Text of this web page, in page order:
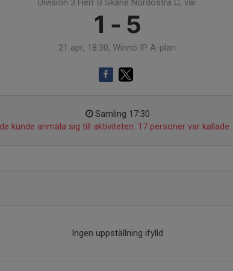
Division 3 Herr B Skåne Nordöstra C, vår
1 - 5
21 apr, 18:30, Winnö IP A-plan
Samling 17:30
kunde anmäla sig till aktiviteten. 17 personer var kallade.
Ingen uppställning ifylld